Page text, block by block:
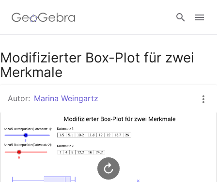
Google Classroom
Anmelden
Modifizierter Box-Plot für zwei
Merkmale
Autor: Marina Weingartz